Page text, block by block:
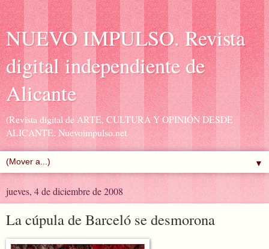
NUEVO IMPULSO. Revista
digital independiente de
Alicante
(Revista digital de ARTE, CULTURA Y OPINIÓN DESDE
ALICANTE. Nuevoimpulso.net
▼
jueves, 4 de diciembre de 2008
La cúpula de Barceló se desmorona